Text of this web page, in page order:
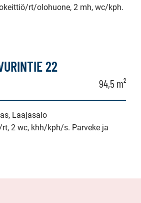
rt/olohuone, 2 mh, wc/kph.
22
94,5 m²
Laajasalo
2 wc, khh/kph/s. Parveke ja